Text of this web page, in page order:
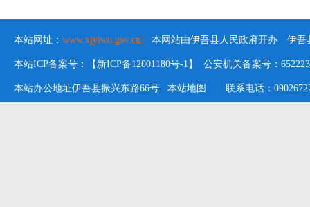
本站网址： www.xjyiwu.gov.cn 本网站由伊吾县人民政府开办 伊吾
本站ICP备案号：【新ICP备12001180号-1】 公安机关备案号：
本站办公地址伊吾县振兴东路66号 本站地图 联系电话：